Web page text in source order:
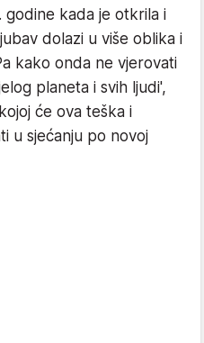
godine kada je otkrila i
dolazi u više oblika i
kako onda ne vjerovati
planeta i svih ljudi',
će ova teška i
u sjećanju po novoj